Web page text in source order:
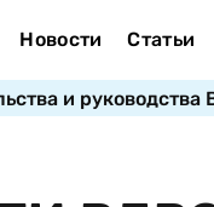
Новости Статьи
и руководства